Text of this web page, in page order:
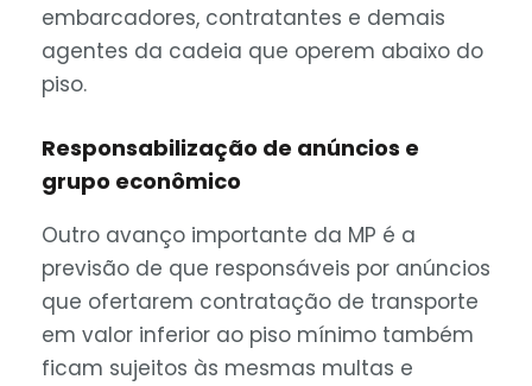
embarcadores, contratantes e demais
agentes da cadeia que operem abaixo do
piso.
Responsabilização de anúncios e
grupo econômico
Outro avanço importante da MP é a
previsão de que responsáveis por anúncios
que ofertarem contratação de transporte
em valor inferior ao piso mínimo também
ficam sujeitos às mesmas multas e